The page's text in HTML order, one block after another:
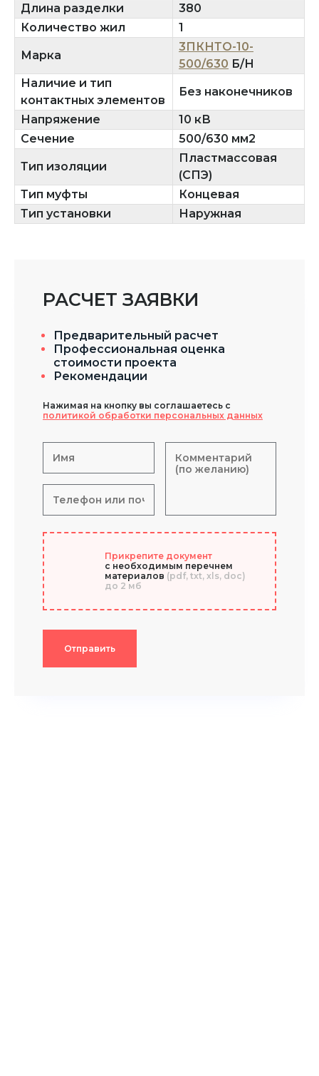
Длина разделки
380
Количество жил
1
Марка
3ПКНТО-10-
500/630 Б/Н
Наличие и тип
контактных элементов
Без наконечников
Напряжение
10 кВ
Сечение
500/630 мм2
Тип изоляции
Пластмассовая
(СПЭ)
Тип муфты
Концевая
Тип установки
Наружная
РАСЧЕТ ЗАЯВКИ
Предварительный расчет
Профессиональная оценка
стоимости проекта
Рекомендации
Нажимая на кнопку вы соглашаетесь с
политикой обработки персональных данных
Прикрепите документ
с необходимым перечнем
материалов (pdf, txt, xls, doc)
до 2 мб
Отправить